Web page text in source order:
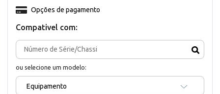
Compativel com:
ou selecione um modelo:
Equipamento
Opções de pagamento